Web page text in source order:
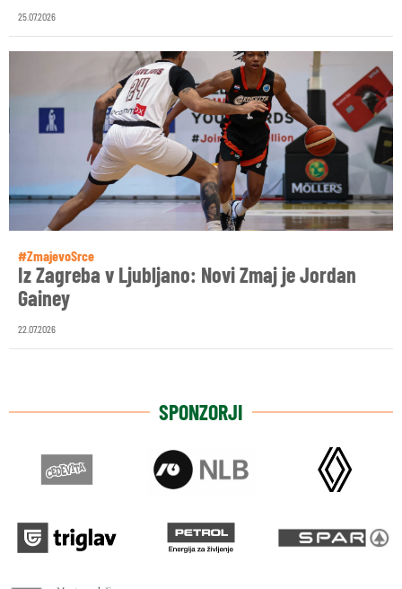
25.07.2026
#ZmajevoSrce
Iz Zagreba v Ljubljano: Novi Zmaj je Jordan
Gainey
22.07.2026
SPONZORJI